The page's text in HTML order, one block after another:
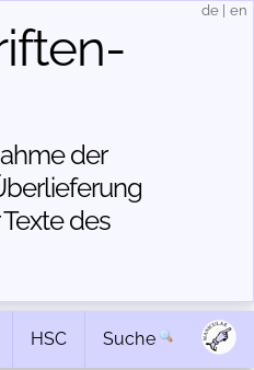
der
des
de en
HSC Suche